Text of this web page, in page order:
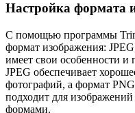
Настройка формата
С помощью программы
формат изображения:
имеет свои особенности
JPEG обеспечивает
фотографий, а формат
подходит для
формами.